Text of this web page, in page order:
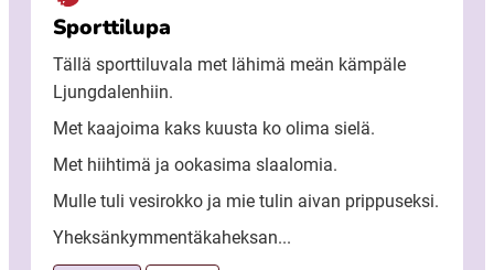
Sporttilupa
Tällä sporttiluvala met lähimä meän kämpäle
Ljungdalenhiin.
Met kaajoima kaks kuusta ko olima sielä.
Met hiihtimä ja ookasima slaalomia.
Mulle tuli vesirokko ja mie tulin aivan prippuseksi.
Yheksänkymmentäkaheksan...